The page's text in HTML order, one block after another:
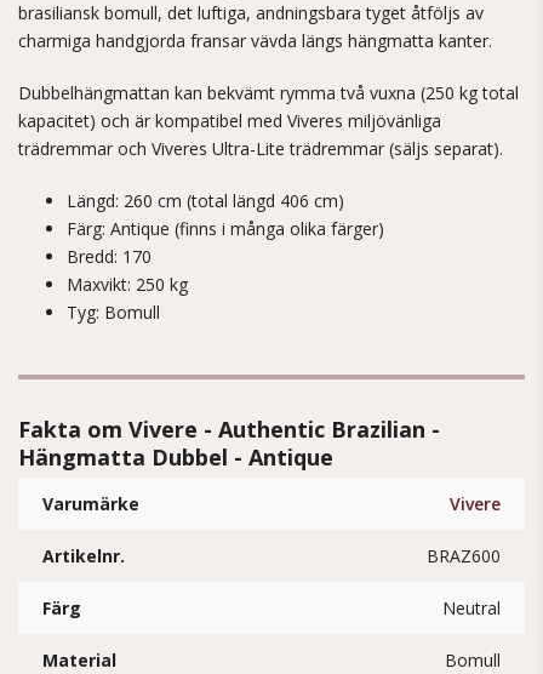
brasiliansk bomull, det luftiga, andningsbara tyget åtföljs av
charmiga handgjorda fransar vävda längs hängmatta kanter.
Dubbelhängmattan kan bekvämt rymma två vuxna (250 kg total
kapacitet) och är kompatibel med Viveres miljövänliga
trädremmar och Viveres Ultra-Lite trädremmar (säljs separat).
Längd: 260 cm (total längd 406 cm)
Färg: Antique (finns i många olika färger)
Bredd: 170
Maxvikt: 250 kg
Tyg: Bomull
Fakta om Vivere - Authentic Brazilian -
Hängmatta Dubbel - Antique
Varumärke Vivere
Artikelnr. BRAZ600
Färg Neutral
Material Bomull